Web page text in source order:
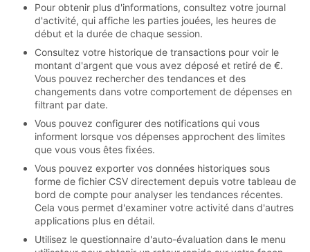
Pour obtenir plus d'informations, consultez votre journal
d'activité, qui affiche les parties jouées, les heures de
début et la durée de chaque session.
Consultez votre historique de transactions pour voir le
montant d'argent que vous avez déposé et retiré de €.
Vous pouvez rechercher des tendances et des
changements dans votre comportement de dépenses en
filtrant par date.
Vous pouvez configurer des notifications qui vous
informent lorsque vos dépenses approchent des limites
que vous vous êtes fixées.
Vous pouvez exporter vos données historiques sous
forme de fichier CSV directement depuis votre tableau de
bord de compte pour analyser les tendances récentes.
Cela vous permet d'examiner votre activité dans d'autres
applications plus en détail.
Utilisez le questionnaire d'auto-évaluation dans le menu